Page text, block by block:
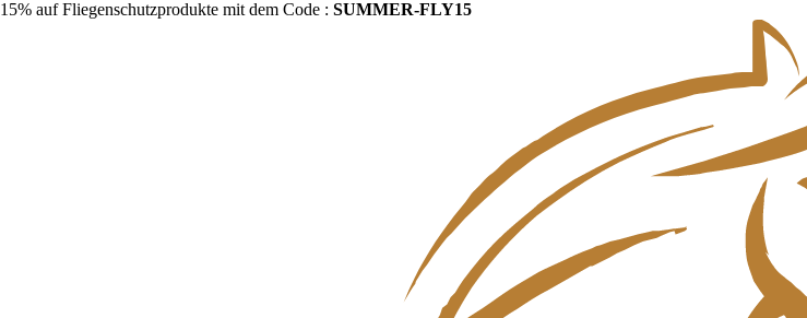
15% auf Fliegenschutzprodukte mit dem Code : SUMMER-FLY15